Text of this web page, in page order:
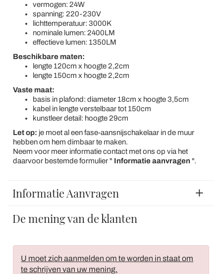
vermogen: 24W
spanning: 220-230V
lichttemperatuur: 3000K
nominale lumen: 2400LM
effectieve lumen: 1350LM
Beschikbare maten:
lengte 120cm x hoogte 2,2cm
lengte 150cm x hoogte 2,2cm
Vaste maat:
basis in plafond: diameter 18cm x hoogte 3,5cm
kabel in lengte verstelbaar tot 150cm
kunstleer detail: hoogte 29cm
Let op: je moet al een fase-aansnijschakelaar in de muur
hebben om hem dimbaar te maken.
Neem voor meer informatie contact met ons op via het
daarvoor bestemde formulier " Informatie aanvragen ".
Informatie Aanvragen
De mening van de klanten
U moet zich aanmelden om te worden in staat om
te schrijven van uw mening.